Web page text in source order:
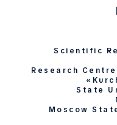
Scientific
Research
State
Moscow